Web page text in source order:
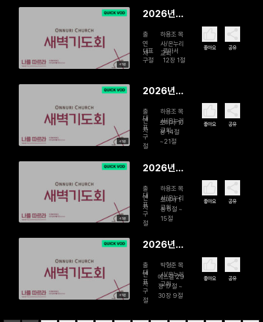
기도회 | 구
45분
2026년
일 故하용
조 목사 15
기도회 | 구
을 드리라
출
연
자
하용조 목
사/온누리
교회
대표
구절
로마서
12장 1절
좋아요 공유
45분
2026년
일 故하용
조 목사 15
주기 새벽
기도회 | 믿
음은 들음
에서 난다
출
연
자
하용조 목
사/온누리
교회
대
표
구
절
로마서 10
장 14절
~21절
좋아요 공유
45분
2026년
故하용조
목사 15주
기 새벽기
도회 | 복음
출
연
자
하용조 목
사/온누리
교회
대
표
구
절
로마서 1
장 8절 ~
15절
좋아요 공유
45분
2026년
일 교만의
권세를 꺾
는 하나님
출
연
자
박형준 목
사/온누리
교회
대
표
구
절
에스겔 29
장 17절 ~
30장 9절
좋아요 공유